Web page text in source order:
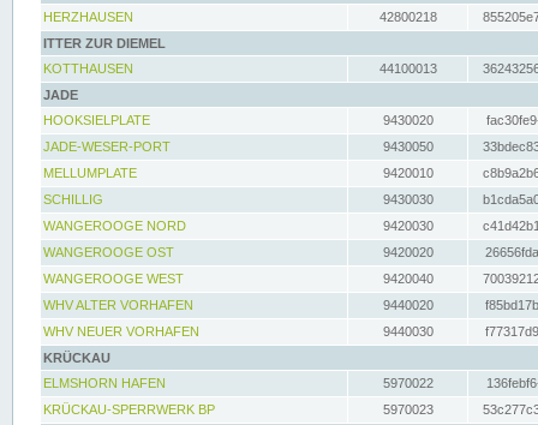
HERZHAUSEN
42800218
ITTER ZUR DIEMEL
KOTTHAUSEN
44100013
JADE
HOOKSIELPLATE
9430020
JADE-WESER-PORT
9430050
MELLUMPLATE
9420010
SCHILLIG
9430030
WANGEROOGE NORD
9420030
WANGEROOGE OST
9420020
WANGEROOGE WEST
9420040
WHV ALTER VORHAFEN
9440020
WHV NEUER VORHAFEN
9440030
KRÜCKAU
ELMSHORN HAFEN
5970022
KRÜCKAU-SPERRWERK BP
5970023